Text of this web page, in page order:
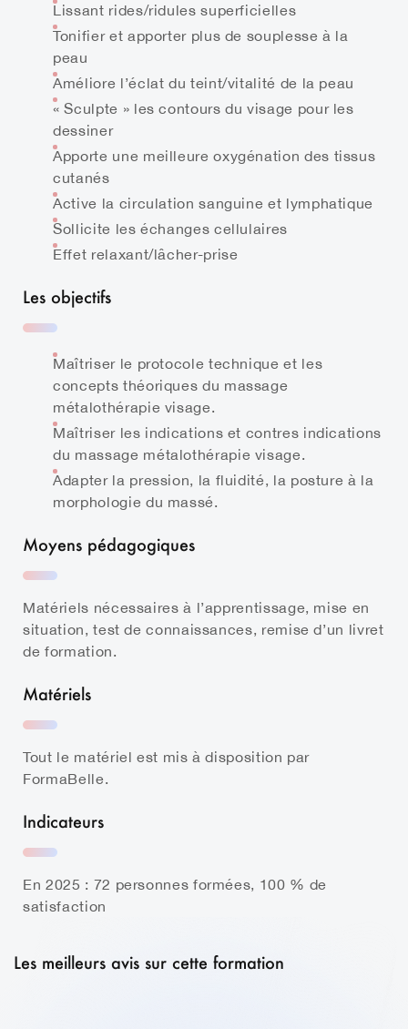
Lissant rides/ridules superficielles
Tonifier et apporter plus de souplesse à la
peau
Améliore l’éclat du teint/vitalité de la peau
« Sculpte » les contours du visage pour les
dessiner
Apporte une meilleure oxygénation des tissus
cutanés
Active la circulation sanguine et lymphatique
Sollicite les échanges cellulaires
Effet relaxant/lâcher-prise
Les objectifs
Maîtriser le protocole technique et les
concepts théoriques du massage
métalothérapie visage.
Maîtriser les indications et contres indications
du massage métalothérapie visage.
Adapter la pression, la fluidité, la posture à la
morphologie du massé.
Moyens pédagogiques
Matériels nécessaires à l’apprentissage, mise en
situation, test de connaissances, remise d’un livret
de formation.
Matériels
Tout le matériel est mis à disposition par
FormaBelle.
Indicateurs
En 2025 : 72 personnes formées, 100 % de
satisfaction
Les meilleurs avis sur cette formation